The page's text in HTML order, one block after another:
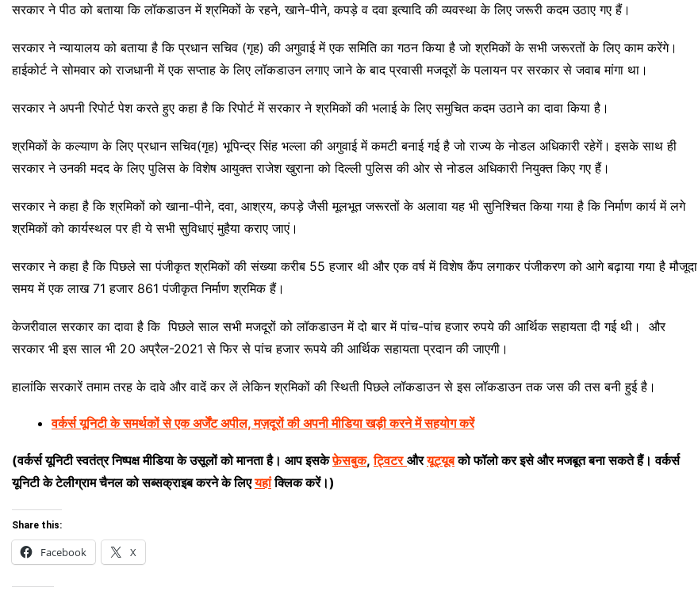
सरकार ने पीठ को बताया कि लॉकडाउन में श्रमिकों के रहने, खाने-पीने, कपड़े व दवा इत्यादि की व्यवस्था के लिए जरूरी कदम उठाए गए हैं।
सरकार ने न्यायालय को बताया है कि प्रधान सचिव (गृह) की अगुवाई में एक समिति का गठन किया है जो श्रमिकों के सभी जरूरतों के लिए काम करेंगे।
हाईकोर्ट ने सोमवार को राजधानी में एक सप्ताह के लिए लॉकडाउन लगाए जाने के बाद प्रवासी मजदूरों के पलायन पर सरकार से जवाब मांगा था।
सरकार ने अपनी रिपोर्ट पेश करते हुए कहा है कि रिपोर्ट में सरकार ने श्रमिकों की भलाई के लिए समुचित कदम उठाने का दावा किया है।
श्रमिकों के कल्याण के लिए प्रधान सचिव(गृह) भूपिन्द्र सिंह भल्ला की अगुवाई में कमटी बनाई गई है जो राज्य के नोडल अधिकारी रहेगें। इसके साथ ही
सरकार ने उनकी मदद के लिए पुलिस के विशेष आयुक्त राजेश खुराना को दिल्ली पुलिस की ओर से नोडल अधिकारी नियुक्त किए गए हैं।
सरकार ने कहा है कि श्रमिकों को खाना-पीने, दवा, आश्रय, कपड़े जैसी मूलभूत जरूरतों के अलावा यह भी सुनिश्चित किया गया है कि निर्माण कार्य में लगे
श्रमिकों को कार्यस्थल पर ही ये सभी सुविधाएं मुहैया कराए जाएं।
सरकार ने कहा है कि पिछले सा पंजीकृत श्रमिकों की संख्या करीब 55 हजार थी और एक वर्ष में विशेष कैंप लगाकर पंजीकरण को आगे बढ़ाया गया है मौजूदा
समय में एक लाख 71 हजार 861 पंजीकृत निर्माण श्रमिक हैं।
केजरीवाल सरकार का दावा है कि पिछले साल सभी मजदूरों को लॉकडाउन में दो बार में पांच-पांच हजार रुपये की आर्थिक सहायता दी गई थी। और
सरकार भी इस साल भी 20 अप्रैल-2021 से फिर से पांच हजार रूपये की आर्थिक सहायता प्रदान की जाएगी।
हालांकि सरकारें तमाम तरह के दावे और वादें कर लें लेकिन श्रमिकों की स्थिती पिछले लॉकडाउन से इस लॉकडाउन तक जस की तस बनी हुई है।
वर्कर्स यूनिटी के समर्थकों से एक अर्जेंट अपील, मज़दूरों की अपनी मीडिया खड़ी करने में सहयोग करें
(वर्कर्स यूनिटी स्वतंत्र निष्पक्ष मीडिया के उसूलों को मानता है। आप इसकेफ़ेसबुक,ट्विटर औरयूट्यूब को फॉलो कर इसे और मजबूत बना सकते हैं। वर्कर्स
यूनिटी के टेलीग्राम चैनल को सब्सक्राइब करने के लिएयहां क्लिक करें।)
Share this:
Facebook X